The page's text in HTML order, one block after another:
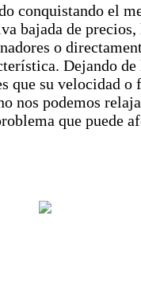
conquistando el
bajada de precios,
o
Dejando
que su velocidad o
nos podemos
que puede